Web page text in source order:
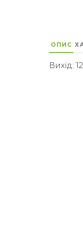
ОПИС
Вихід: